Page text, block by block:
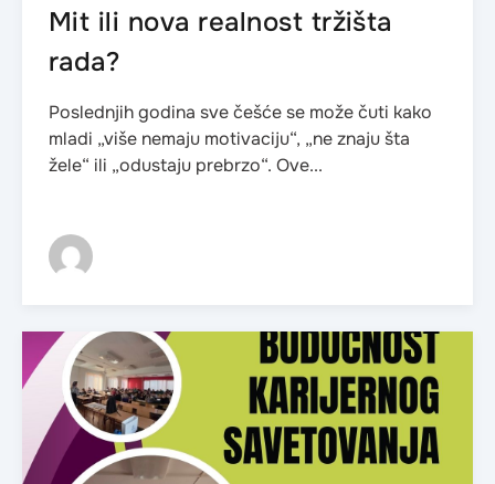
Mit ili nova realnost tržišta
rada?
Poslednjih godina sve češće se može čuti kako
mladi „više nemaju motivaciju“, „ne znaju šta
žele“ ili „odustaju prebrzo“. Ove...